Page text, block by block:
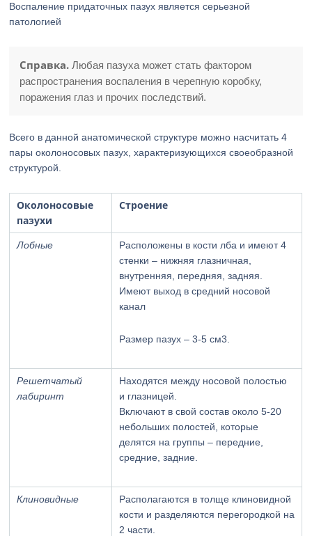
Воспаление придаточных пазух является серьезной
патологией
Справка. Любая пазуха может стать фактором
распространения воспаления в черепную коробку,
поражения глаз и прочих последствий.
Всего в данной анатомической структуре можно насчитать 4
пары околоносовых пазух, характеризующихся своеобразной
структурой.
Околоносовые
пазухи
Строение
Лобные
Расположены в кости лба и имеют 4
стенки – нижняя глазничная,
внутренняя, передняя, задняя.
Имеют выход в средний носовой
канал
Размер пазух – 3-5 см3.
Решетчатый
лабиринт
Находятся между носовой полостью
и глазницей.
Включают в свой состав около 5-20
небольших полостей, которые
делятся на группы – передние,
средние, задние.
Клиновидные
Располагаются в толще клиновидной
кости и разделяются перегородкой на
2 части.